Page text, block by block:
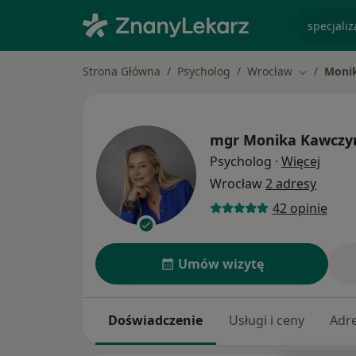
Strona Główna Psycholog Wrocław Zmień
mgr Monika
Psycholog · Więcej
Wrocław2 adresy
42 opinie
Umów wizytę
Doświadczenie Usługi i ceny